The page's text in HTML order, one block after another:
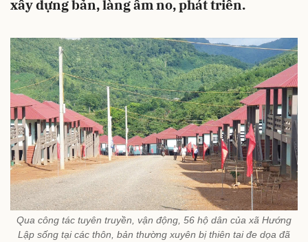
xây dựng bản, làng ấm no, phát triển.
Qua công tác tuyên truyền, vận động, 56 hộ dân của xã Hướng
Lập sống tại các thôn, bản thường xuyên bị thiên tai đe dọa đã